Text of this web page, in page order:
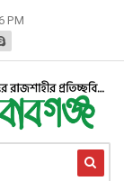
PM